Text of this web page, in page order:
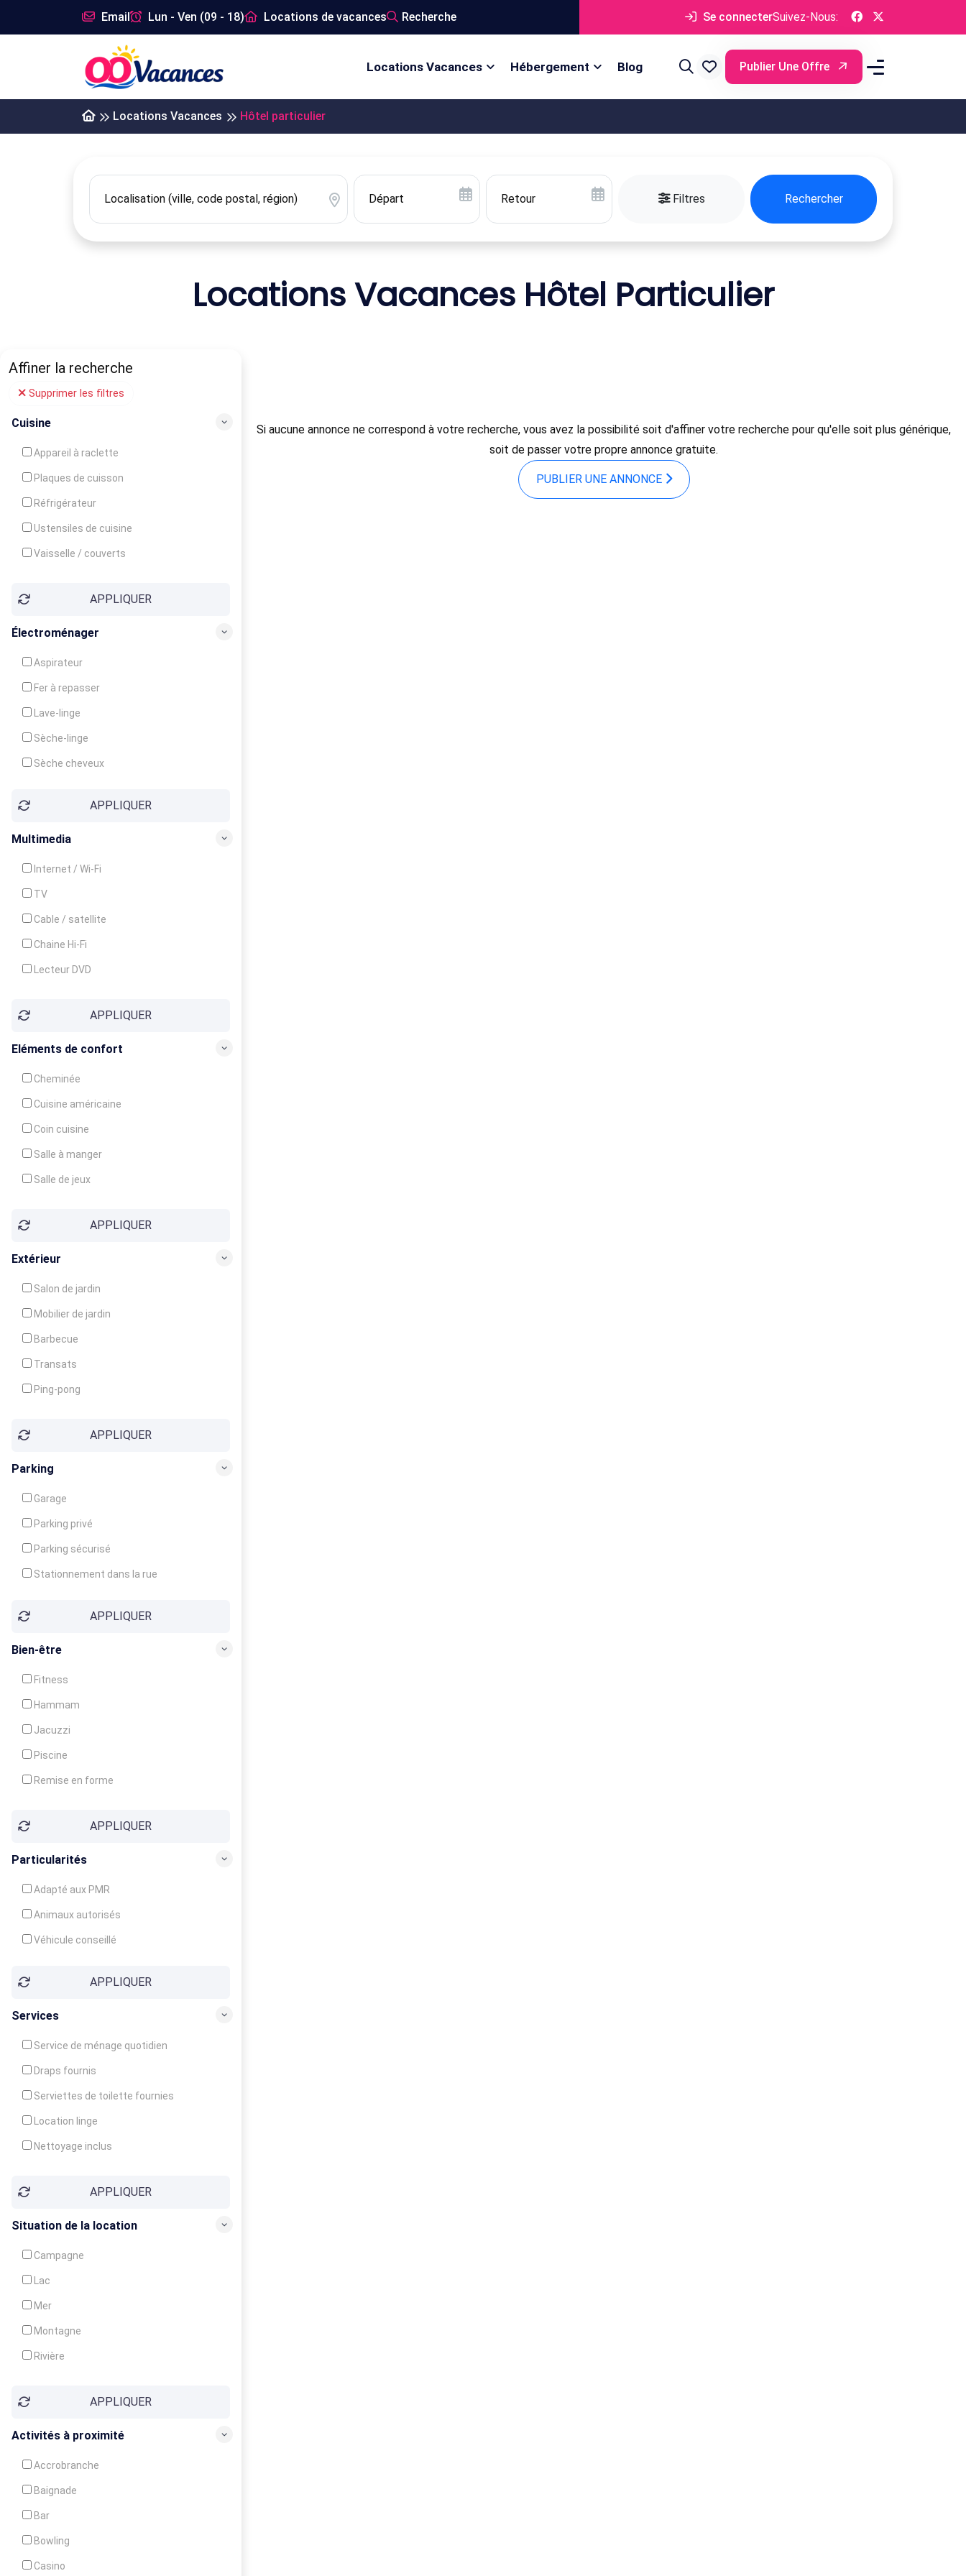
Email Lun - Ven (09 - 18) Locations de vacances Recherche Se connecterSuivez-Nous:
Locations Vacances Hébergement Blog Publier Une Offre
Locations Vacances Hôtel particulier
Filtres Rechercher
Locations Vacances Hôtel Particulier
Affiner la recherche
Supprimer les filtres
Cuisine
Appareil à raclette
Plaques de cuisson
Réfrigérateur
Ustensiles de cuisine
Vaisselle / couverts
Congélateur
APPLIQUER
Électroménager
Aspirateur
Fer à repasser
Lave-linge
Sèche-linge
Sèche cheveux
APPLIQUER
Multimedia
Internet / Wi-Fi
TV
Cable / satellite
Chaine Hi-Fi
Lecteur DVD
APPLIQUER
Eléments de confort
Cheminée
Cuisine américaine
Coin cuisine
Salle à manger
Salle de jeux
Balcon / Terrasse
APPLIQUER
Extérieur
Salon de jardin
Mobilier de jardin
Barbecue
Transats
Ping-pong
Jeux d'enfantsAPPLIQUER
Parking
Garage
Parking privé
Parking sécurisé
Stationnement dans la rue
APPLIQUER
Bien-être
Fitness
Hammam
Jacuzzi
Piscine
Remise en forme
Soins du corpsAPPLIQUER
Particularités
Adapté aux PMR
Animaux autorisés
Véhicule conseillé
APPLIQUER
Services
Service de ménage quotidien
Draps fournis
Serviettes de toilette fournies
Location linge
Nettoyage inclus
Garde d'enfants
Crèche
APPLIQUER
Situation de la location
Campagne
Lac
Mer
Montagne
Rivière
APPLIQUER
Activités à proximité
Accrobranche
Baignade
Bar
Bowling
Casino
Si aucune annonce ne correspond à votre recherche, vous avez la possibilité soit d'affiner votre recherche pour qu'elle soit plus générique,
soit de passer votre propre annonce gratuite.
PUBLIER UNE ANNONCE